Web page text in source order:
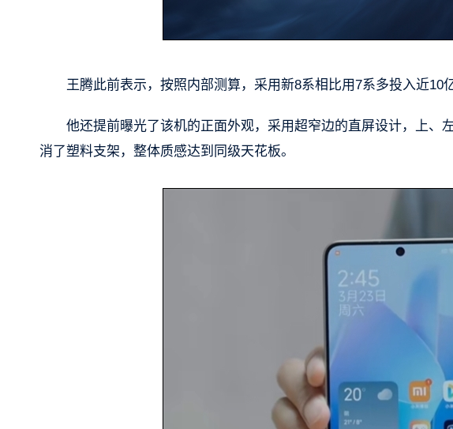
王腾此前表示，按照内部测算，采用新8系相比用7系多投入近10
他还提前曝光了该机的正面外观，采用超窄边的直屏设计，上、
消了塑料支架，整体质感达到同级天花板。